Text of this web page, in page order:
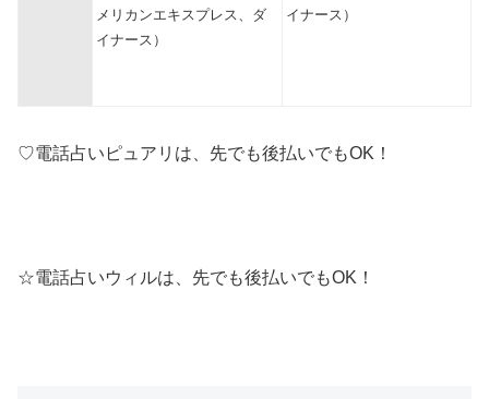
メリカンエキスプレス、ダ
イナース）
イナース）
♡電話占いピュアリは、先でも後払いでもOK！
☆電話占いウィルは、先でも後払いでもOK！